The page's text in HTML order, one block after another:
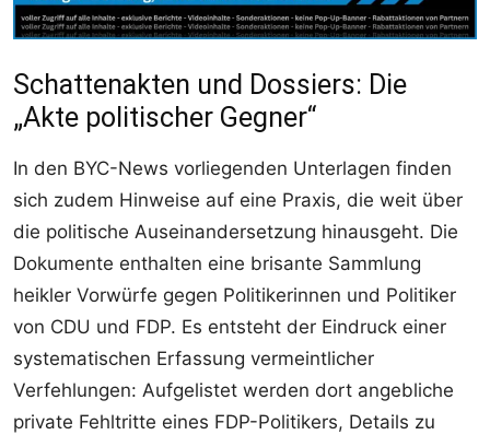
Schattenakten und Dossiers: Die
„Akte politischer Gegner“
In den BYC-News vorliegenden Unterlagen finden
sich zudem Hinweise auf eine Praxis, die weit über
die politische Auseinandersetzung hinausgeht. Die
Dokumente enthalten eine brisante Sammlung
heikler Vorwürfe gegen Politikerinnen und Politiker
von CDU und FDP. Es entsteht der Eindruck einer
systematischen Erfassung vermeintlicher
Verfehlungen: Aufgelistet werden dort angebliche
private Fehltritte eines FDP-Politikers, Details zu